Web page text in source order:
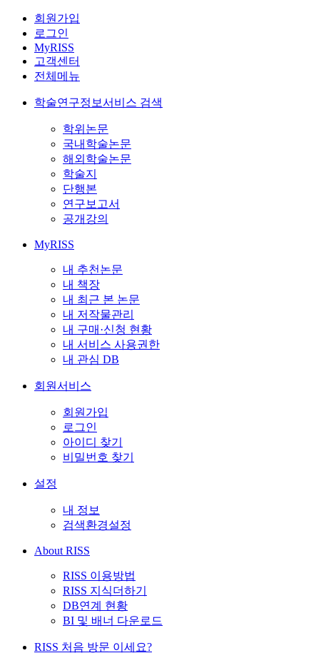
회원가입
로그인
MyRISS
고객센터
전체메뉴
학술연구정보서비스 검색
학위논문
국내학술논문
해외학술논문
학술지
단행본
연구보고서
공개강의
MyRISS
내 추천논문
내 책장
내 최근 본 논문
내 저작물관리
내 구매·신청 현황
내 서비스 사용권한
내 관심 DB
회원서비스
회원가입
로그인
아이디 찾기
비밀번호 찾기
설정
내 정보
검색환경설정
About RISS
RISS 이용방법
RISS 지식더하기
DB연계 현황
BI 및 배너 다운로드
RISS 처음 방문 이세요?